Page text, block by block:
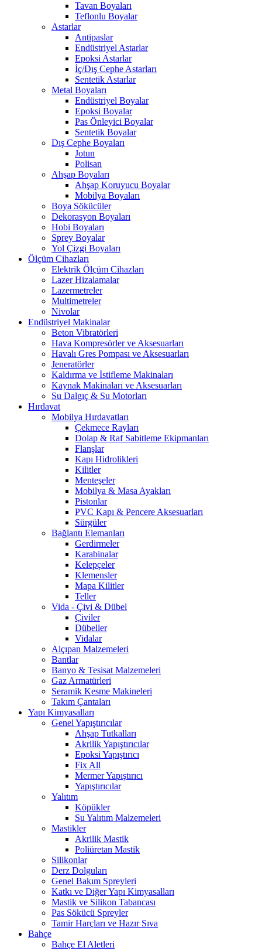
Tavan Boyaları
Teflonlu Boyalar
Astarlar
Antipaslar
Endüstriyel Astarlar
Epoksi Astarlar
İç/Dış Cephe Astarları
Sentetik Astarlar
Metal Boyaları
Endüstriyel Boyalar
Epoksi Boyalar
Pas Önleyici Boyalar
Sentetik Boyalar
Dış Cephe Boyaları
Jotun
Polisan
Ahşap Boyaları
Ahşap Koruyucu Boyalar
Mobilya Boyaları
Boya Sökücüler
Dekorasyon Boyaları
Hobi Boyaları
Sprey Boyalar
Yol Çizgi Boyaları
Ölçüm Cihazları
Elektrik Ölçüm Cihazları
Lazer Hizalamalar
Lazermetreler
Multimetreler
Nivolar
Endüstriyel Makinalar
Beton Vibratörleri
Hava Kompresörler ve Aksesuarları
Havalı Gres Pompası ve Aksesuarları
Jeneratörler
Kaldırma ve İstifleme Makinaları
Kaynak Makinaları ve Aksesuarları
Su Dalgıç & Su Motorları
Hırdavat
Mobilya Hırdavatları
Çekmece Rayları
Dolap & Raf Sabitleme Ekipmanları
Flanşlar
Kapı Hidrolikleri
Kilitler
Menteşeler
Mobilya & Masa Ayakları
Pistonlar
PVC Kapı & Pencere Aksesuarları
Sürgüler
Bağlantı Elemanları
Gerdirmeler
Karabinalar
Kelepçeler
Klemensler
Mapa Kilitler
Teller
Vida - Çivi & Dübel
Çiviler
Dübeller
Vidalar
Alçıpan Malzemeleri
Bantlar
Banyo & Tesisat Malzemeleri
Gaz Armatürleri
Seramik Kesme Makineleri
Takım Çantaları
Yapı Kimyasalları
Genel Yapıştırıcılar
Ahşap Tutkalları
Akrilik Yapıştırıcılar
Epoksi Yapıştırıcı
Fix All
Mermer Yapıştırıcı
Yapıştırıcılar
Yalıtım
Köpükler
Su Yalıtım Malzemeleri
Mastikler
Akrilik Mastik
Poliüretan Mastik
Silikonlar
Derz Dolguları
Genel Bakım Spreyleri
Katkı ve Diğer Yapı Kimyasalları
Mastik ve Silikon Tabancası
Pas Sökücü Spreyler
Tamir Harçları ve Hazır Sıva
Bahçe
Bahçe El Aletleri